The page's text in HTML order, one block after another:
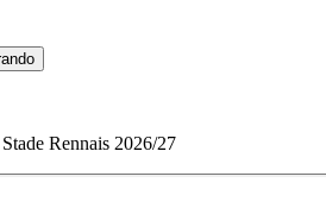
Rennais 2026/27